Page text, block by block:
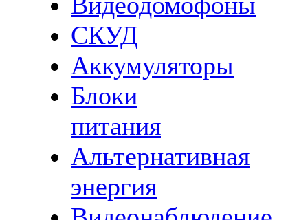
СКУД
Аккумуляторы
Блоки
питания
Альтернативная
энергия